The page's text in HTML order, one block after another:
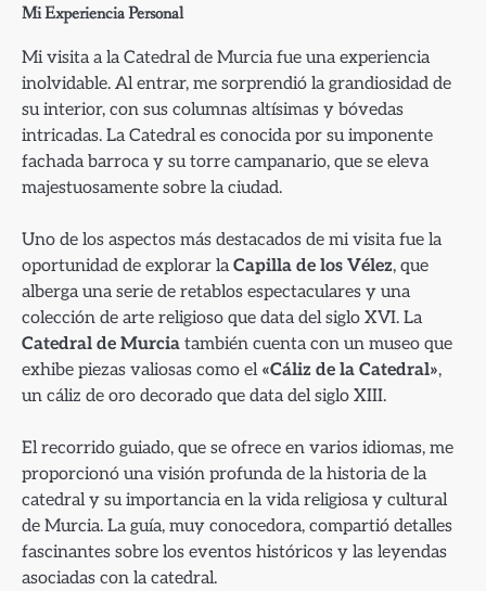
Mi Experiencia Personal
Mi visita a la Catedral de Murcia fue una experiencia
inolvidable. Al entrar, me sorprendió la grandiosidad de
su interior, con sus columnas altísimas y bóvedas
intricadas. La Catedral es conocida por su imponente
fachada barroca y su torre campanario, que se eleva
majestuosamente sobre la ciudad.
Uno de los aspectos más destacados de mi visita fue la
oportunidad de explorar laCapilla de los Vélez, que
alberga una serie de retablos espectaculares y una
colección de arte religioso que data del siglo XVI. La
Catedral de Murcia también cuenta con un museo que
exhibe piezas valiosas como el «Cáliz de la Catedral»,
un cáliz de oro decorado que data del siglo XIII.
El recorrido guiado, que se ofrece en varios idiomas, me
proporcionó una visión profunda de la historia de la
catedral y su importancia en la vida religiosa y cultural
de Murcia. La guía, muy conocedora, compartió detalles
fascinantes sobre los eventos históricos y las leyendas
asociadas con la catedral.